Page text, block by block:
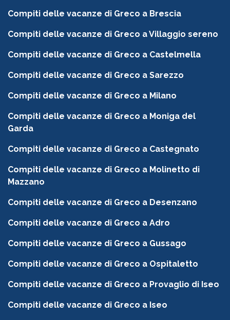
Compiti delle vacanze di Greco a Brescia
Compiti delle vacanze di Greco a Villaggio sereno
Compiti delle vacanze di Greco a Castelmella
Compiti delle vacanze di Greco a Sarezzo
Compiti delle vacanze di Greco a Milano
Compiti delle vacanze di Greco a Moniga del
Garda
Compiti delle vacanze di Greco a Castegnato
Compiti delle vacanze di Greco a Molinetto di
Mazzano
Compiti delle vacanze di Greco a Desenzano
Compiti delle vacanze di Greco a Adro
Compiti delle vacanze di Greco a Gussago
Compiti delle vacanze di Greco a Ospitaletto
Compiti delle vacanze di Greco a Provaglio di Iseo
Compiti delle vacanze di Greco a Iseo